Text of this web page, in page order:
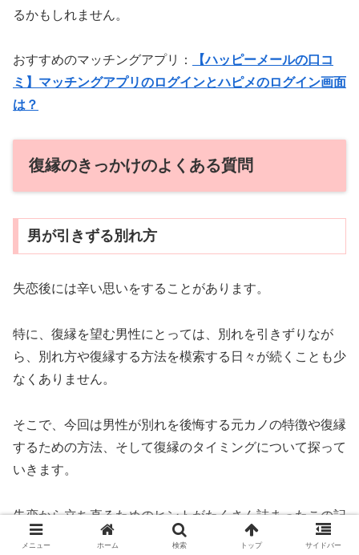
るかもしれません。
おすすめのマッチングアプリ：
【ハッピーメールの口コ
ミ】マッチングアプリのログインとハピメのログイン画面
は？
復縁のきっかけのよくある質問
男が引きずる別れ方
失恋後には辛い思いをすることがあります。
特に、復縁を望む男性にとっては、別れを引きずりなが
ら、別れ方や復縁する方法を模索する日々が続くことも少
なくありません。
そこで、今回は男性が別れを後悔する元カノの特徴や復縁
するための方法、そして復縁のタイミングについて探って
いきます。
失恋から立ち直るためのヒントがたくさん詰まったこの記
事を通じて、新たなスタートを切り、幸せな未来を手に入
メニュー ホーム 検索 トップ サイドバー